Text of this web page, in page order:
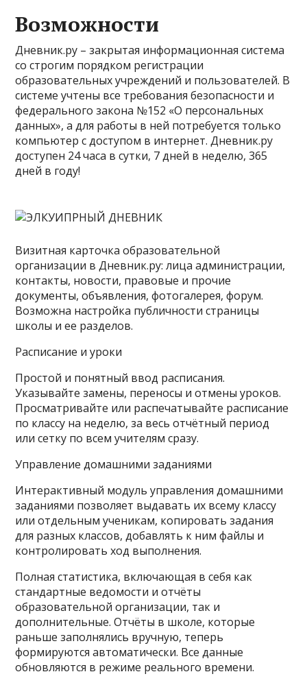
Возможности
Дневник.ру – закрытая информационная система
со строгим порядком регистрации
образовательных учреждений и пользователей. В
системе учтены все требования безопасности и
федерального закона №152 «О персональных
данных», а для работы в ней потребуется только
компьютер с доступом в интернет. Дневник.ру
доступен 24 часа в сутки, 7 дней в неделю, 365
дней в году!
Визитная карточка образовательной
организации в Дневник.ру: лица администрации,
контакты, новости, правовые и прочие
документы, объявления, фотогалерея, форум.
Возможна настройка публичности страницы
школы и ее разделов.
Расписание и уроки
Простой и понятный ввод расписания.
Указывайте замены, переносы и отмены уроков.
Просматривайте или распечатывайте расписание
по классу на неделю, за весь отчётный период
или сетку по всем учителям сразу.
Управление домашними заданиями
Интерактивный модуль управления домашними
заданиями позволяет выдавать их всему классу
или отдельным ученикам, копировать задания
для разных классов, добавлять к ним файлы и
контролировать ход выполнения.
Полная статистика, включающая в себя как
стандартные ведомости и отчёты
образовательной организации, так и
дополнительные. Отчёты в школе, которые
раньше заполнялись вручную, теперь
формируются автоматически. Все данные
обновляются в режиме реального времени.